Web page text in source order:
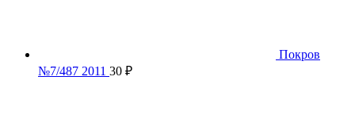
Покров
№7/487 2011 30 ₽